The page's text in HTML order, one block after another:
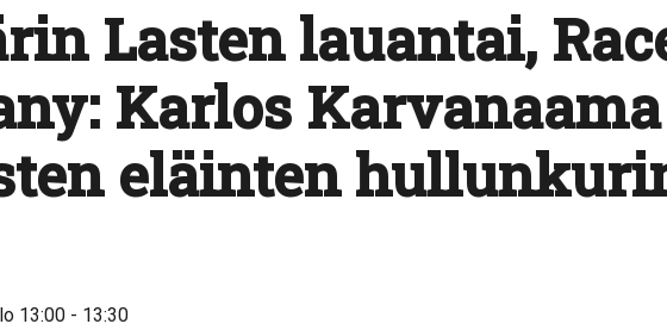
Lasten lauantai,
Karlos
eläinten
13:00 - 13:30